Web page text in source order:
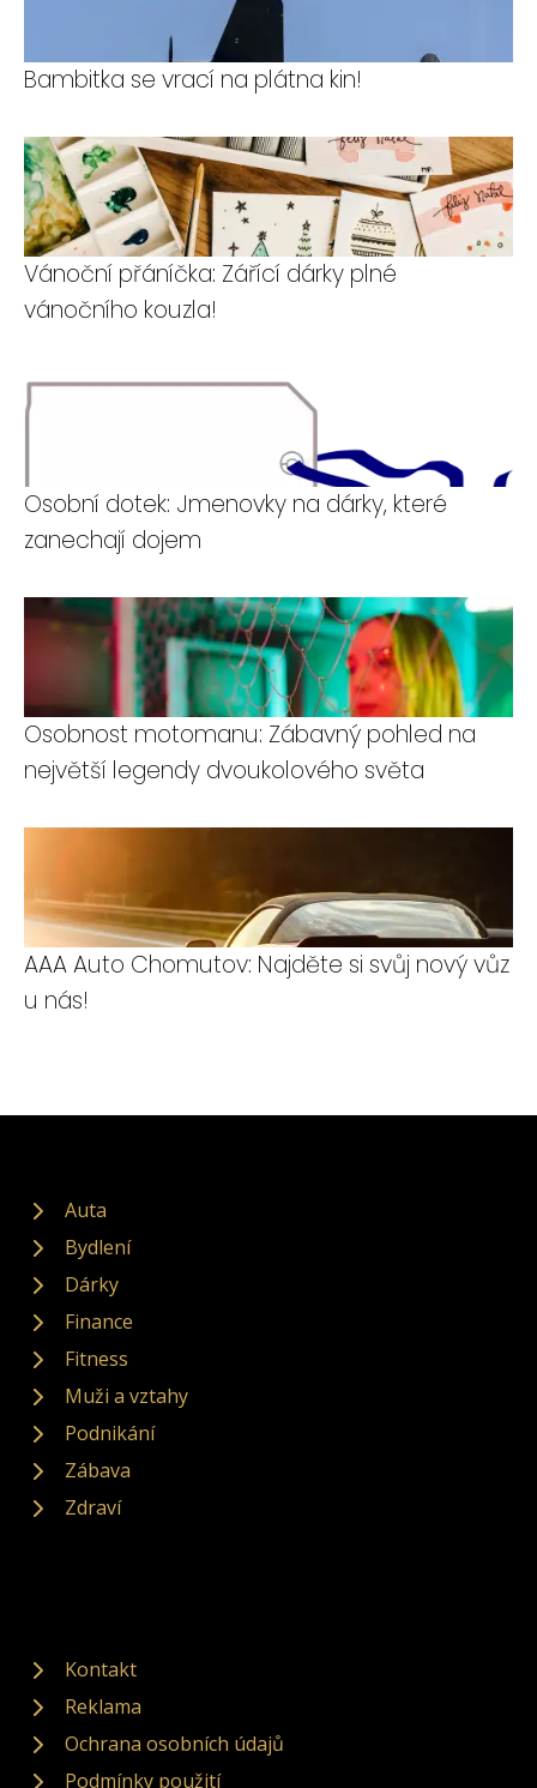
Bambitka se vrací na plátna kin!
Vánoční přáníčka: Zářící dárky plné
vánočního kouzla!
Osobní dotek: Jmenovky na dárky, které
zanechají dojem
Osobnost motomanu: Zábavný pohled na
největší legendy dvoukolového světa
AAA Auto Chomutov: Najděte si svůj nový vůz
u nás!
Auta
Bydlení
Dárky
Finance
Fitness
Muži a vztahy
Podnikání
Zábava
Zdraví
Kontakt
Reklama
Ochrana osobních údajů
Podmínky použití